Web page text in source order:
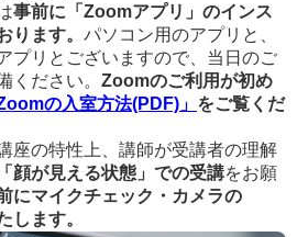
事前に「Zoomアプリ」のインス
ります。 パソコン用のアプリと、
プリとございますので、当日のご
ください。 Zoomのご利用が初め
Zoomの入室方法(PDF) 」 をご覧くだ
座の特性上、講師が受講者の理解
「顔が見える状態」での受講をお願
にマイクチェック・カメラの
します。